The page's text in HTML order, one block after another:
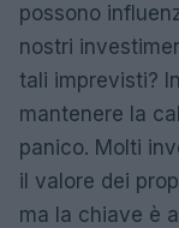
possono
nostri
tali imprevisti?
mantenere la
panico. Molti
il valore dei
ma la chiave è